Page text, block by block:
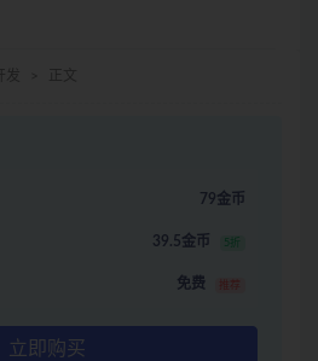
79金币
39.5金币 5折
免费 推荐
立即购买